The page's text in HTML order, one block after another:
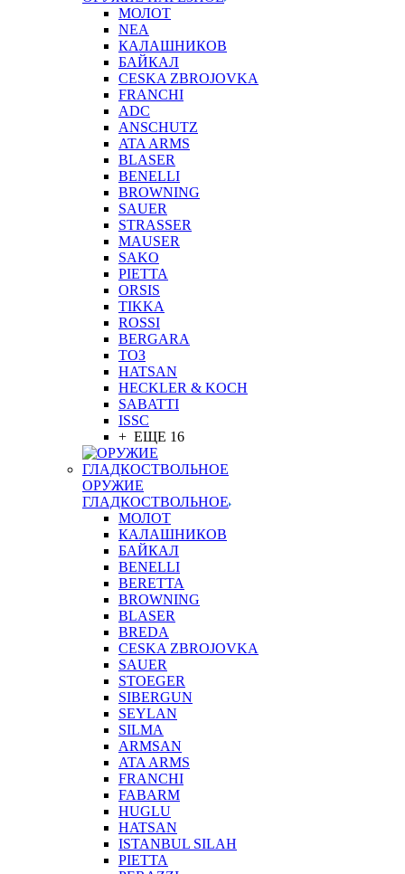
МОЛОТ
NEA
КАЛАШНИКОВ
БАЙКАЛ
CESKA ZBROJOVKA
FRANCHI
ADC
ANSCHUTZ
ATA ARMS
BLASER
BENELLI
BROWNING
SAUER
STRASSER
MAUSER
SAKO
PIETTA
ORSIS
TIKKA
ROSSI
BERGARA
ТОЗ
HATSAN
HECKLER & KOCH
SABATTI
ISSC
+ ЕЩЕ 16
ОРУЖИЕ
ГЛАДКОСТВОЛЬНОЕ
МОЛОТ
КАЛАШНИКОВ
БАЙКАЛ
BENELLI
BERETTA
BROWNING
BLASER
BREDA
CESKA ZBROJOVKA
SAUER
STOEGER
SIBERGUN
SEYLAN
SILMA
ARMSAN
ATA ARMS
FRANCHI
FABARM
HUGLU
HATSAN
ISTANBUL SILAH
PIETTA